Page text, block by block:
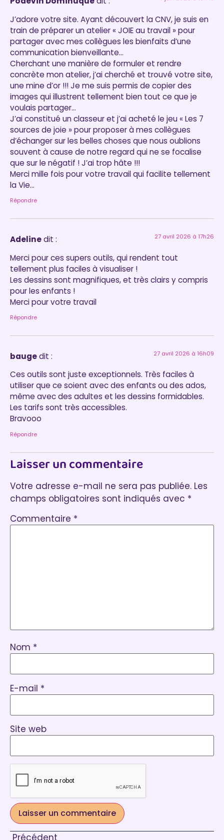
J’adore votre site. Ayant découvert la CNV, je suis en
train de préparer un atelier « JOIE au travail » pour
partager avec mes collègues les bienfaits d’une
communication bienveillante…
Cherchant une manière de formuler et rendre
concrète mon atelier, j’ai cherché et trouvé votre site,
une mine d’or !!! Je me suis permis de copier des
images qui illustrent tellement bien tout ce que je
voulais partager…
J’ai constitué un classeur et j’ai acheté le jeu « Les 7
sources de joie » pour proposer à mes collègues
d’échanger sur les belles choses que nous oublions
souvent à cause de notre regard qui ne se focalise
que sur le négatif ! J’ai trop hâte !!!
Merci mille fois pour votre travail qui facilite tellement
la Vie…
Répondre
Adelinedit : 27 avril 2026 à 17h26
Merci pour ces supers outils, qui rendent tout
tellement plus faciles à visualiser !
Les dessins sont magnifiques, et très clairs y compris
pour les enfants !
Merci pour votre travail
Répondre
baugedit : 27 avril 2026 à 16h09
Ces outils sont juste exceptionnels. Très faciles à
utiliser que ce soient avec des enfants ou des ados,
même avec des adultes et les dessins formidables.
Les tarifs sont très accessibles.
Bravooo
Répondre
Laisser un commentaire
Votre adresse e-mail ne sera pas publiée. Les
champs obligatoires sont indiqués avec *
Commentaire *
Nom *
E-mail *
Site web
Précédent